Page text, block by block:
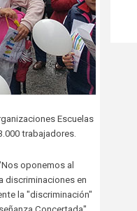
Escuelas
trabajadores.
oponemos al
discriminaciones en
la "discriminación"